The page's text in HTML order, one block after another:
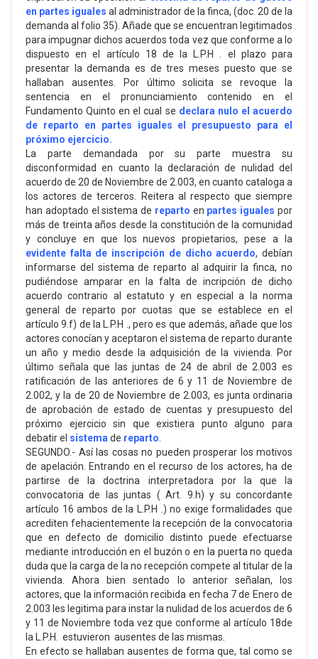
en partes iguales al administrador de la finca, (doc. 20 de la
demanda al folio 35). Añade que se encuentran legitimados
para impugnar dichos acuerdos toda vez que conforme a lo
dispuesto en el artículo 18 de la L.P.H . el plazo para
presentar la demanda es de tres meses puesto que se
hallaban ausentes. Por último solicita se revoque la
sentencia en el pronunciamiento contenido en el
Fundamento Quinto en el cual se declara nulo el acuerdo
de reparto en partes iguales el presupuesto para el
próximo ejercicio.
La parte demandada por su parte muestra su
disconformidad en cuanto la declaración de nulidad del
acuerdo de 20 de Noviembre de 2.003, en cuanto cataloga a
los actores de terceros. Reitera al respecto que siempre
han adoptado el sistema de reparto en partes iguales por
más de treinta años desde la constitución de la comunidad
y concluye en que los nuevos propietarios, pese a la
evidente falta de inscripción de dicho acuerdo, debían
informarse del sistema de reparto al adquirir la finca, no
pudiéndose amparar en la falta de incripción de dicho
acuerdo contrario al estatuto y en especial a la norma
general de reparto por cuotas que se establece en el
artículo 9.f) de la L.P.H ., pero es que además, añade que los
actores conocían y aceptaron el sistema de reparto durante
un año y medio desde la adquisición de la vivienda. Por
último señala que las juntas de 24 de abril de 2.003 es
ratificación de las anteriores de 6 y 11 de Noviembre de
2.002, y la de 20 de Noviembre de 2.003, es junta ordinaria
de aprobación de estado de cuentas y presupuesto del
próximo ejercicio sin que existiera punto alguno para
debatir el sistema de reparto
SEGUNDO.- Así las cosas no pueden prosperar los motivos
de apelación. Entrando en el recurso de los actores, ha de
partirse de la doctrina interpretadora por la que la
convocatoria de las juntas ( Art. 9.h) y su concordante
artículo 16 ambos de la L.P.H .) no exige formalidades que
acrediten fehacientemente la recepción de la convocatoria
que en defecto de domicilio distinto puede efectuarse
mediante introducción en el buzón o en la puerta no queda
duda que la carga de la no recepción compete al titular de la
vivienda. Ahora bien sentado lo anterior señalan, los
actores, que la información recibida en fecha 7 de Enero de
2.003 les legitima para instar la nulidad de los acuerdos de 6
y 11 de Noviembre toda vez que conforme al artículo 18de
la L.P.H. estuvieron ausentes de las mismas.
En efecto se hallaban ausentes de forma que, tal como se